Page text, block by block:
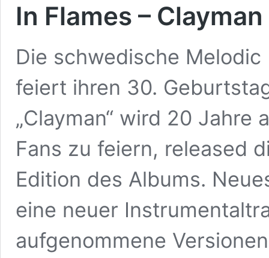
In Flames –
Die schwedische
feiert ihren 30.
„Clayman“ wird 20
Fans zu feiern, released
Edition des Albums.
eine neuer
aufgenommene